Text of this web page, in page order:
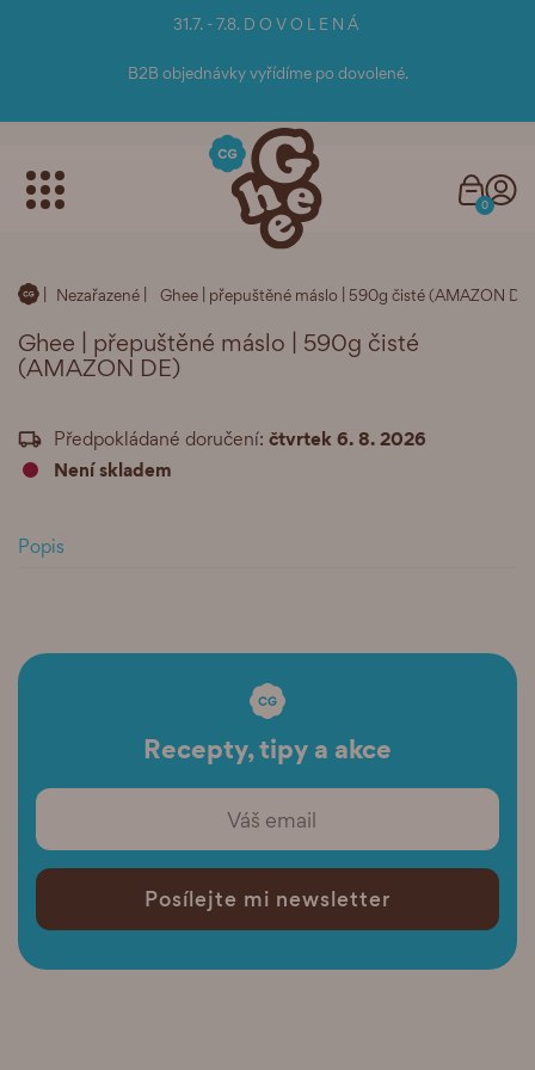
31.7. - 7.8. D O V O L E N Á
B2B objednávky vyřídíme po dovolené.
0
Popis
Nezařazené Ghee | přepuštěné máslo | 590g čisté (AMAZON DE)
Ghee | přepuštěné máslo | 590g čisté
(AMAZON DE)
Předpokládané doručení: čtvrtek 6. 8. 2026
Není skladem
Recepty, tipy a akce
Posílejte mi newsletter